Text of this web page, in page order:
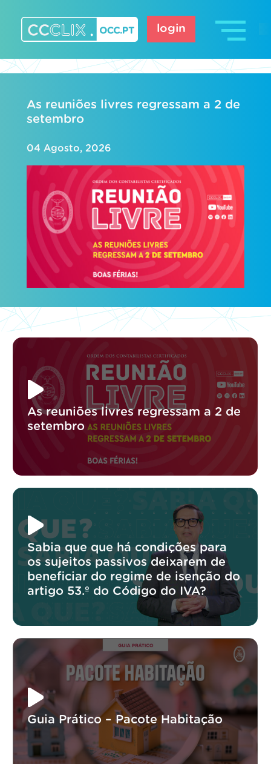
content
login
As reuniões livres regressam a 2 de
setembro
04 Agosto, 2026
As reuniões livres regressam a 2 de
setembro
Sabia que que há condições para
os sujeitos passivos deixarem de
beneficiar do regime de isenção do
artigo 53.º do Código do IVA?
Guia Prático – Pacote Habitação